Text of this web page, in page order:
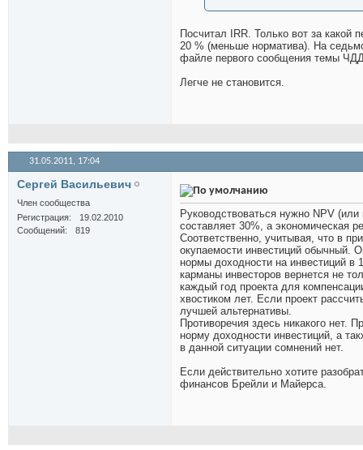
Посчитал IRR. Только вот за какой
20 % (меньше норматива). На
файле первого сообщения темы
Легче не становится.
31.05.2011, 17:04
Сергей Васильевич
Член сообщества
Регистрация
19.02.2010
Сообщений
819
Руководствоваться нужно NPV
составляет 30%, а экономическая
Соответственно, учитывая, что в
окупаемости инвестиций обычный.
нормы доходности на инвестиций в
карманы инвесторов вернется не
каждый год проекта для
хвостиком лет. Если проект
лучшей альтернативы.
Противоречия здесь никакого нет.
норму доходности инвестиций, а
в данной ситуации сомнений нет.
Если действительно хотите
финансов Брейли и Майерса.